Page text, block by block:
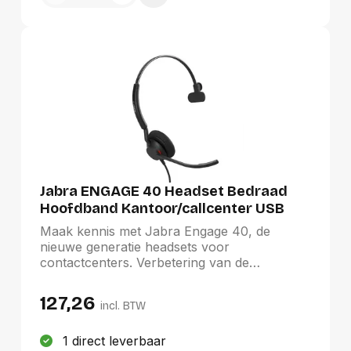
Jabra ENGAGE 40 Headset Bedraad
Hoofdband Kantoor/callcenter USB
Type-C / USB Type-A
Maak kennis met Jabra Engage 40, de
nieuwe generatie headsets voor
contactcenters. Verbetering van de
Onze Engage+-software biedt intelligente
gespreksinformatie in realtime, zodat je
voeren en klanten een betere ervaring
127,26 incl. BTW
1 direct leverbaar